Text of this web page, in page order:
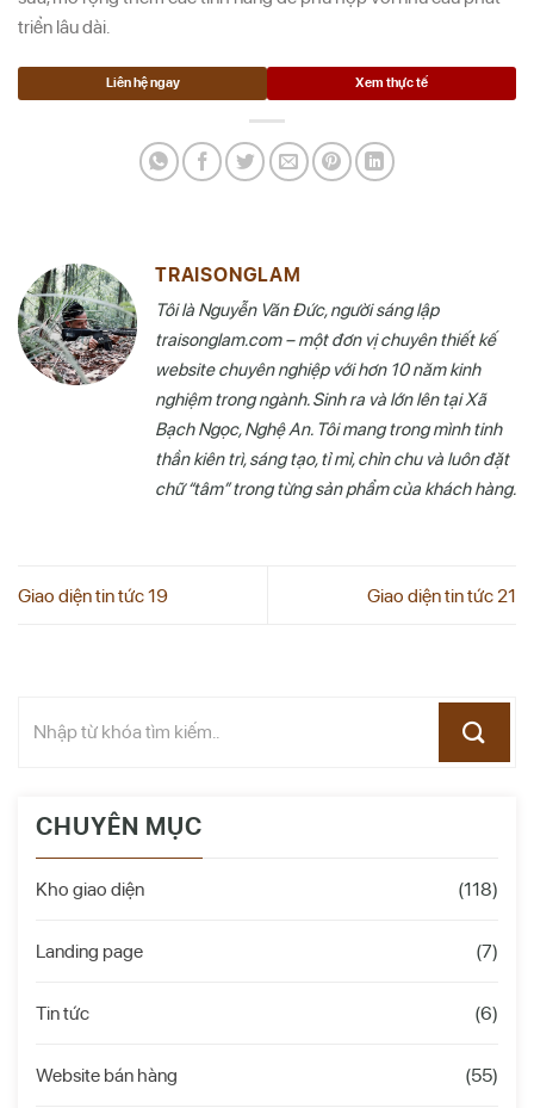
triển lâu dài.
Liên hệ ngay Xem thực tế
TRAISONGLAM
Tôi là Nguyễn Văn Đức, người sáng lập
traisonglam.com – một đơn vị chuyên thiết kế
website chuyên nghiệp với hơn 10 năm kinh
nghiệm trong ngành. Sinh ra và lớn lên tại Xã
Bạch Ngọc, Nghệ An. Tôi mang trong mình tinh
thần kiên trì, sáng tạo, tỉ mỉ, chỉn chu và luôn đặt
chữ “tâm” trong từng sản phẩm của khách hàng.
Giao diện tin tức 19 Giao diện tin tức 21
CHUYÊN MỤC
Kho giao diện (118)
Landing page (7)
Tin tức (6)
Website bán hàng (55)